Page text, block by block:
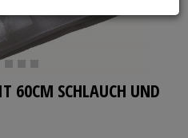
Hauben
Ärmelschoner
Urinflaschen &
Unterlagen und
Fieberthermometer
Merkzettel
60CM SCHLAUCH UND